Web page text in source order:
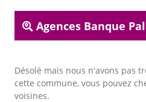
Agences Banque
Désolé mais nous n'avons pas
cette commune, vous pouvez
voisines.